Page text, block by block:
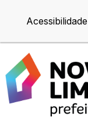
Acessibilidade